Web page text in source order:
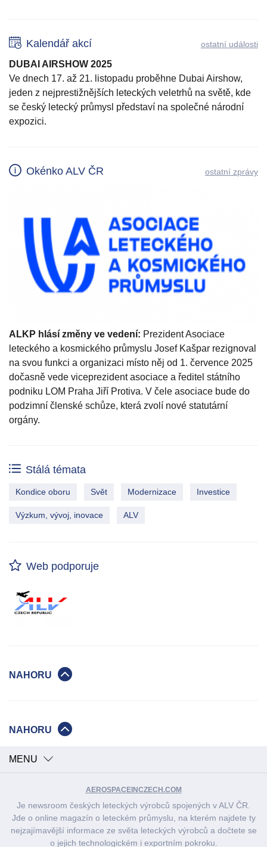
Kalendář akcí ostatní události
DUBAI AIRSHOW 2025
Ve dnech 17. až 21. listopadu proběhne Dubai Airshow,
jeden z nejprestižnějších leteckých veletrhů na světě, kde
se český letecký průmysl představí na společné národní
expozici.
Okénko ALV ČR ostatní zprávy
ALKP hlásí změny ve vedení: Prezident Asociace
leteckého a kosmického průmyslu Josef Kašpar rezignoval
na svou funkci a organizaci místo něj od 1. července 2025
dočasně vede viceprezident asociace a ředitel státního
podniku LOM Praha Jiří Protiva. V čele asociace bude do
podzimní členské schůze, která zvolí nové statutární
orgány.
Stálá témata
Kondice oboru Svět Modernizace Investice
Výzkum, vývoj, inovace ALV
Web podporuje
NAHORU
NAHORU
MENU
AEROSPACEINCZECH.COM
Je newsroom českých leteckých výrobců spojených v ALV ČR.
Jde o online magazín o leteckém průmyslu, na kterém najdete ty
nejzajímavější informace ze světa leteckých výrobců a dočtete se
o jejich technologickém i exportním pokroku.